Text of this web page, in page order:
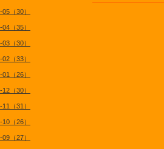
（30）
（35）
（30）
（33）
（26）
（30）
（31）
（26）
（27）